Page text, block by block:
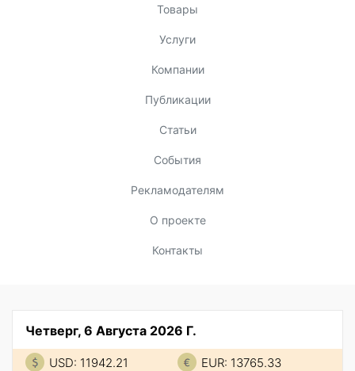
Товары
Услуги
Компании
Публикации
Статьи
События
Рекламодателям
О проекте
Контакты
Четверг, 6 Августа 2026 Г.
USD: 11942.21 EUR: 13765.33